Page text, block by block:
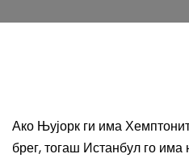
Ако Њујорк ги има
брег, тогаш Истанбул го има